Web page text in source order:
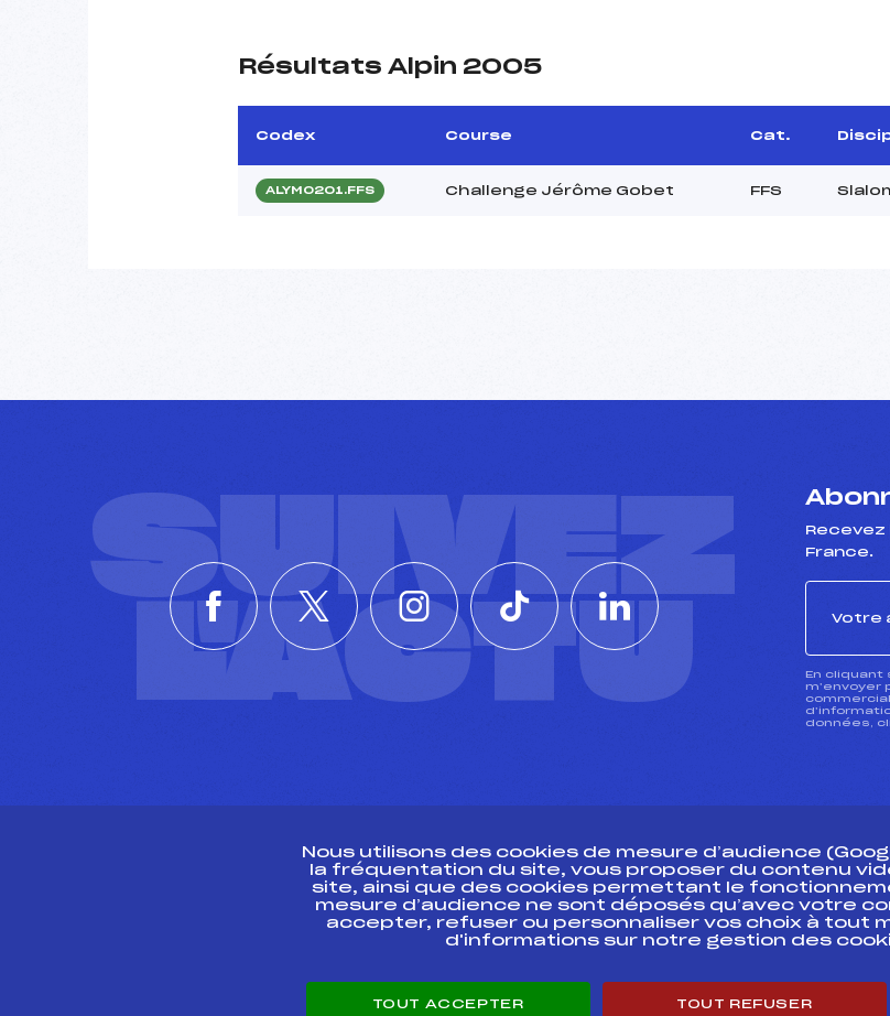
Résultats Alpin 2005
Codex Course Cat.
ALYM0201.FFS Challenge Jérôme Gobet FFS
SUIVEZ
L'ACTU
Recevez
France.
En cliquant
m’envoyer
données,
ESPACE PRESSE
Ressources
Pass’Neige
Projet sportif fédéral
Nous utilisons des cookies de mesure d’audience
la fréquentation du site, vous proposer du contenu
site, ainsi que des cookies permettant le
mesure d’audience ne sont déposés qu’avec votre
accepter, refuser ou personnaliser vos choix à tout
d'informations sur notre gestion des
TOUT ACCEPTER TOUT REFUSER